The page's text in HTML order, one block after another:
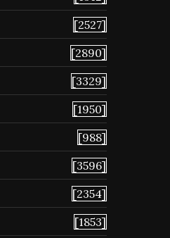
[2527]
[2890]
[3329]
[1950]
[988]
[3596]
[2354]
[1853]